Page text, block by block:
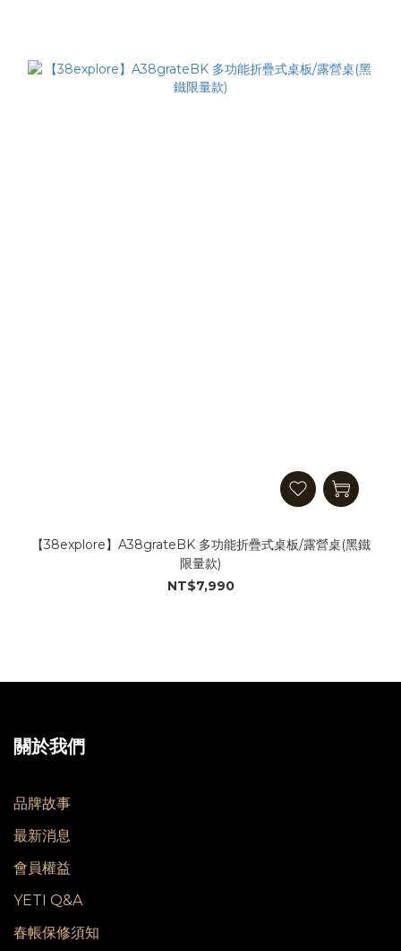
【38explore】A38grateBK 多功能折疊式桌板/露營桌(黑鐵
限量款)
NT$7,990
關於我們
品牌故事
最新消息
會員權益
YETI Q&A
春帳保修須知